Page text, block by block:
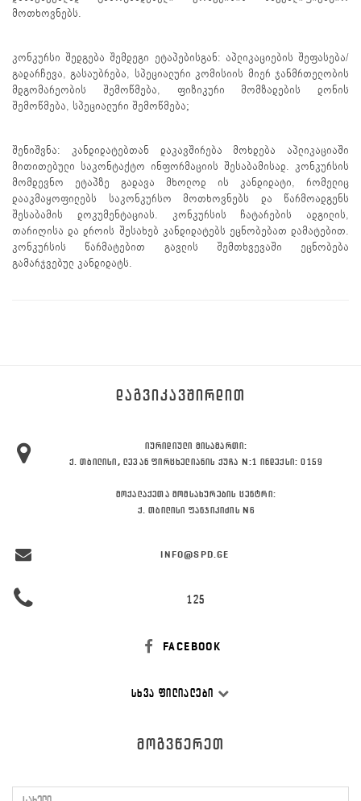
მოთხოვნებს.
კონკურსი შედგება შემდეგი ეტაპებისგან: აპლიკაციების შეფასება/
გადარჩევა, გასაუბრება, სპეციალური კომისიის მიერ ჯანმრთელობის
მდგომარეობის შემოწმება, ფიზიკური მომზადების დონის
შემოწმება, სპეციალური შემოწმება;
შენიშვნა: კანდიდატებთან დაკავშირება მოხდება აპლიკაციაში
მითითებული საკონტაქტო ინფორმაციის შესაბამისად. კონკურსის
მომდევნო ეტაპზე გადავა მხოლოდ ის კანდიდატი, რომელიც
დააკმაყოფილებს საკონკურსო მოთხოვნებს და წარმოადგენს
შესაბამის დოკუმენტაციას. კონკურსის ჩატარების ადგილის,
თარიღისა და დროის შესახებ კანდიდატებს ეცნობებათ დამატებით.
კონკურსის წარმატებით გავლის შემთხვევაში ეცნობება
გამარჯვებულ კანდიდატს.
ᲓᲐᲒᲕᲘᲙᲐᲕᲨᲘᲠᲓᲘᲗ
ᲘᲣᲠᲘᲓᲘᲣᲚᲘ ᲛᲘᲡᲐᲛᲐᲠᲗᲘ:
Ქ. ᲗᲑᲘᲚᲘᲡᲘ, ᲚᲔᲕᲐᲜ ᲤᲘᲠᲪᲮᲔᲚᲘᲐᲜᲘᲡ ᲥᲣᲩᲐ N:1 ᲘᲜᲓᲔᲥᲡᲘ: 0159
ᲛᲝᲥᲐᲚᲐᲥᲔᲗᲐ ᲛᲝᲛᲡᲐᲮᲣᲠᲔᲑᲘᲡ ᲪᲔᲜᲢᲠᲘ:
Ქ. ᲗᲑᲘᲚᲘᲡᲘ ᲤᲐᲜᲯᲘᲙᲘᲫᲘᲡ N6
INFO@SPD.GE
125
FACEBOOK
ᲡᲮᲕᲐ ᲤᲘᲚᲘᲐᲚᲔᲑᲘ
ᲛᲝᲒᲕᲬᲔᲠᲔᲗ